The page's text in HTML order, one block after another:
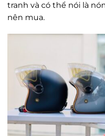
tranh và có thể nói là
nên mua.